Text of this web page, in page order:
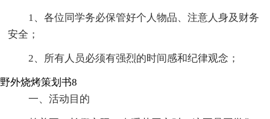
1、各位同学务必保管好个人物品、注意人身及财务
安全；
2、所有人员必须有强烈的时间感和纪律观念；
野外烧烤策划书8
一、活动目的